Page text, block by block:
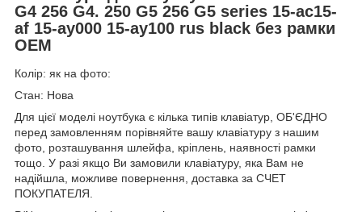
G4 256 G4. 250 G5 256 G5 series 15-ac15-
af 15-ay000 15-ay100 rus black без рамки
OEM
Колір: як на фото:
Стан: Нова
Для цієї моделі ноутбука є кілька типів клавіатур, ОБ'ЄДНО
перед замовленням порівняйте вашу клавіатуру з нашим
фото, розташування шлейфа, кріплень, наявності рамки
тощо. У разі якщо Ви замовили клавіатуру, яка Вам не
надійшла, можливе повернення, доставка за СЧЕТ
ПОКУПАТЕЛЯ.